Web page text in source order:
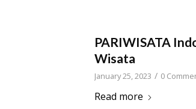
PARIWISATA
Wisata
January 25, 2023 / 0
Read more